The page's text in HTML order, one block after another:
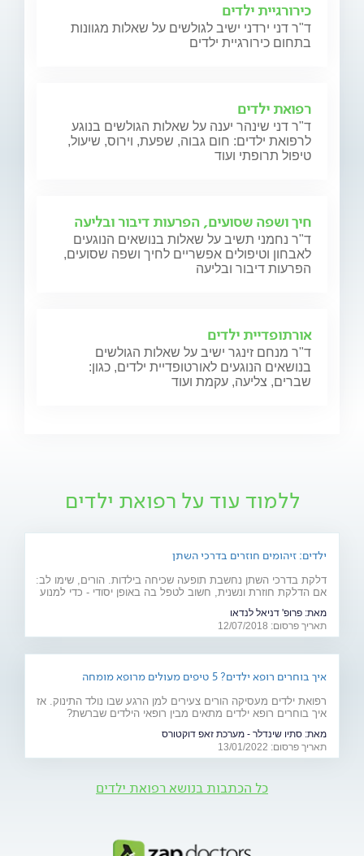
כירורגיית ילדים
ד"ר דני ירדני ישיב לגולשים על שאלות מגוונות
בתחום כירורגיית ילדים
רפואת ילדים
ד"ר דני שינהר יענה על שאלות הגולשים בנוגע
לרפואת ילדים: חום גבוה, שפעת, וירוס, שיעול,
טיפול תרופתי ועוד
חיך ושפה שסועים, הפרעות דיבור ובליעה
ד"ר נחמני תשיב על שאלות בנושאים הנוגעים
לאבחון וטיפולים אפשריים לחיך ושפה שסועים,
הפרעות דיבור ובליעה
אורתופדיית ילדים
ד"ר מנחם זינגר ישיב על שאלות הגולשים
בנושאים הנוגעים לאורטופדיית ילדים, כגון:
שברים, צליעה, עקמת ועוד
ללמוד עוד על רפואת ילדים
ילדים: זיהומים חוזרים בדרכי השתן
דלקת בדרכי השתן נחשבת תופעה שכיחה בילדות. הורים, שימו לב:
אם הדלקת חוזרת ונשנית, חשוב לטפל בה באופן יסודי - כדי למנוע
מאת: פרופ' דניאל לנדאו
תאריך פרסום: 12/07/2018
איך בוחרים רופא ילדים? 5 טיפים מעולים מרופא מומחה
רפואת ילדים מעסיקה הורים צעירים למן הרגע שבו נולד התינוק. אז
איך בוחרים רופא ילדים מתאים מבין רופאי הילדים שברשת?
מאת: סתיו שינדלר - מערכת זאפ דוקטורס
תאריך פרסום: 13/01/2022
כל הכתבות בנושא רפואת ילדים